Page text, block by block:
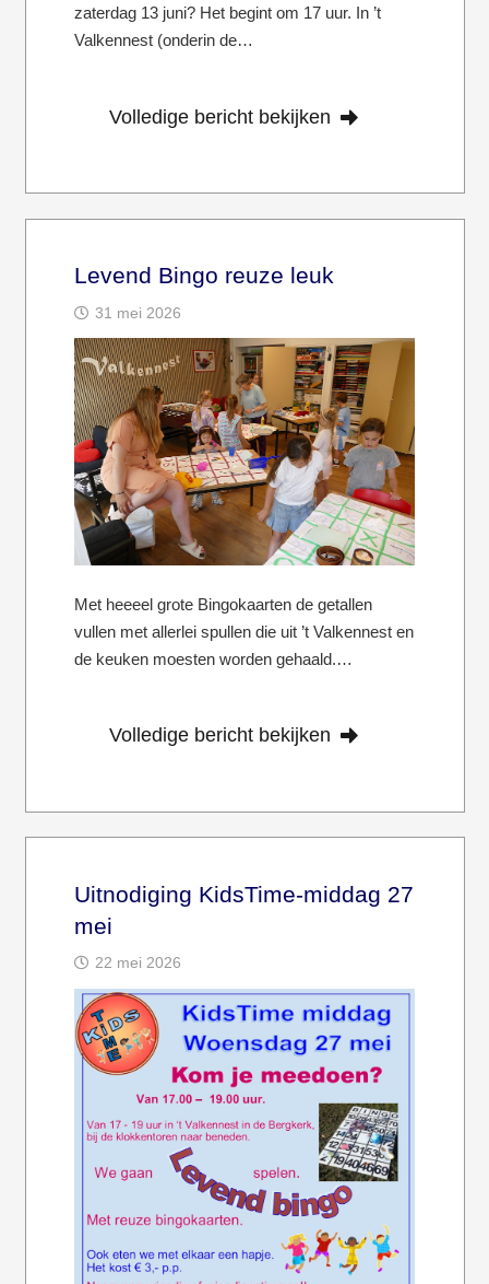
zaterdag 13 juni? Het begint om 17 uur. In ’t
Valkennest (onderin de…
Volledige bericht bekijken
Levend Bingo reuze leuk
31 mei 2026
Met heeeel grote Bingokaarten de getallen
vullen met allerlei spullen die uit ’t Valkennest en
de keuken moesten worden gehaald.…
Volledige bericht bekijken
Uitnodiging KidsTime-middag 27
mei
22 mei 2026